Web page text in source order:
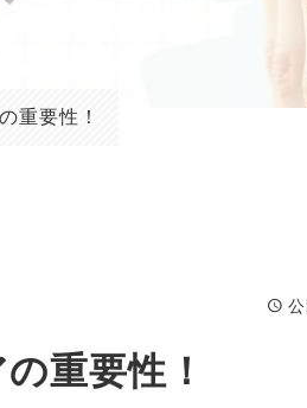
重要性！
重要性！